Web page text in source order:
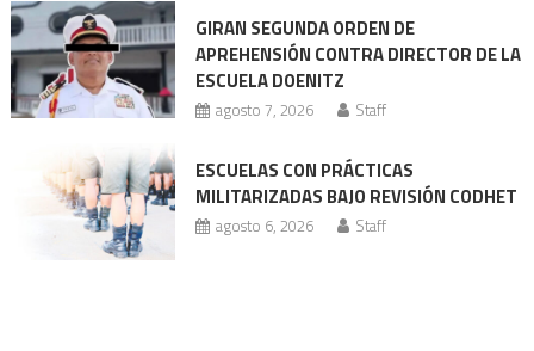
GIRAN SEGUNDA ORDEN DE
APREHENSIÓN CONTRA DIRECTOR DE LA
ESCUELA DOENITZ
agosto 7, 2026 Staff
ESCUELAS CON PRÁCTICAS
MILITARIZADAS BAJO REVISIÓN CODHET
agosto 6, 2026 Staff